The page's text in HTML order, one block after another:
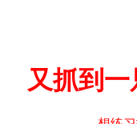
又抓到一